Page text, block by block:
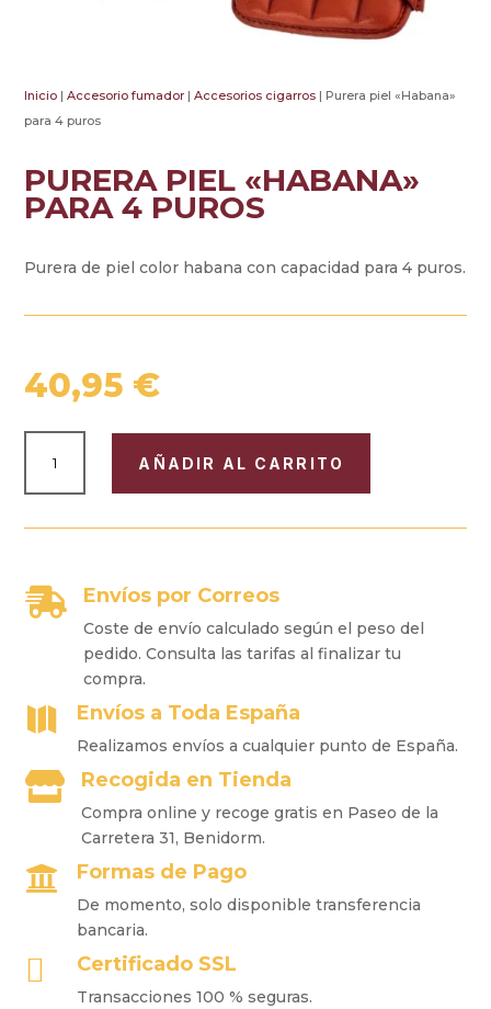
Inicio |Accesorio fumador |Accesorios cigarros | Purera piel «Habana»
para 4 puros
PURERA PIEL «HABANA»
PARA 4 PUROS
Purera de piel color habana con capacidad para 4 puros.
40,95 €
PIEL
"HABANA"
CANTIDAD
AÑADIR AL CARRITO
 Envíos por Correos
Coste de envío calculado según el peso del
pedido. Consulta las tarifas al finalizar tu
compra.
 Envíos a Toda España
Realizamos envíos a cualquier punto de España.
 Recogida en Tienda
Compra online y recoge gratis en Paseo de la
Carretera 31, Benidorm.
 Formas de Pago
De momento, solo disponible transferencia
bancaria.
 Certificado SSL
Transacciones 100 % seguras.